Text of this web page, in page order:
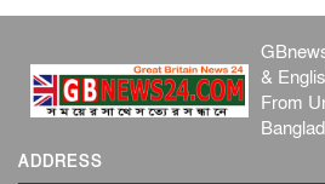
ইসলাম ও জীবন
সিলেটের কন্যা মোহিনী রশিদ
&
From
ADDRESS